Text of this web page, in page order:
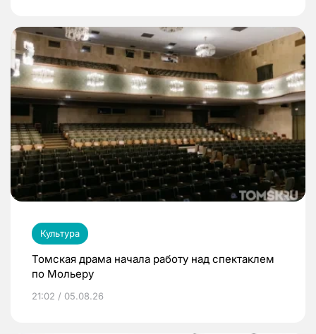
Культура
Томская драма начала работу над спектаклем
по Мольеру
21:02 / 05.08.26